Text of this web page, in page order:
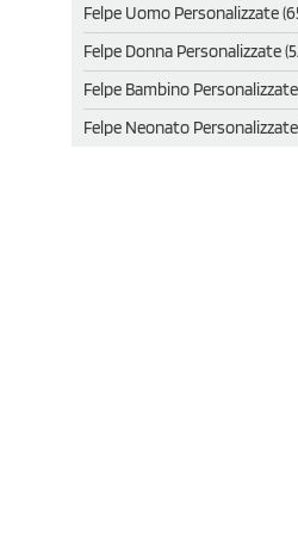
Felpe Uomo Personalizzate
Felpe Donna Personalizzate
Felpe Bambino Personalizzate
Felpe Neonato Personalizzate